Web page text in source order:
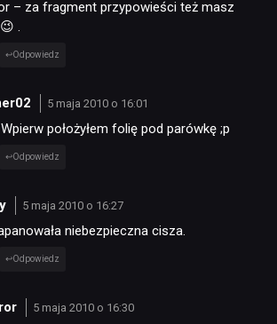
– za fragment przypowieści też masz
.
Odpowiedz
5 maja 2010 o 16:01
położyłem folię pod parówkę ;p
Odpowiedz
5 maja 2010 o 16:27
niebezpieczna cisza.
Odpowiedz
5 maja 2010 o 16:30